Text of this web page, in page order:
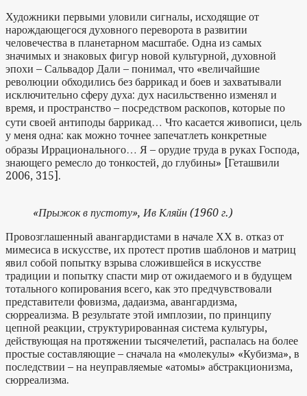
Художники первыми уловили сигналы, исходящие от
нарождающегося духовного переворота в развитии
человечества в планетарном масштабе. Одна из самых
значимых и знаковых фигур новой культурной, духовной
эпохи – Сальвадор Дали – понимал, что «величайшие
революции обходились без баррикад и боев и захватывали
исключительно сферу духа: дух насильственно изменял и
время, и пространство – посредством раскопов, которые по
сути своей антиподы баррикад… Что касается живописи, цель
у меня одна: как можно точнее запечатлеть конкретные
образы Иррационального… Я – орудие труда в руках Господа,
знающего ремесло до тонкостей, до глубины» [Геташвили
2006, 315].
«Прыжок в пустоту», Ив Кляйн (1960 г.)
Провозглашенный авангардистами в начале ХХ в. отказ от
мимесиса в искусстве, их протест против шаблонов и матриц
явил собой попытку взрыва сложившейся в искусстве
традиции и попытку спасти мир от ожидаемого и в будущем
тотального копирования всего, как это предчувствовали
представители фовизма, дадаизма, авангардизма,
сюрреализма. В результате этой имплозии, по принципу
цепной реакции, структурированная система культуры,
действующая на протяжении тысячелетий, распалась на более
простые составляющие – сначала на «молекулы» «Кубизма», в
последствии – на неуправляемые «атомы» абстракционизма,
сюрреализма.